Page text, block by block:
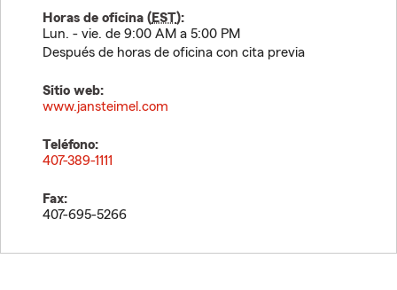
Horas de oficina (EST):
Lun. - vie. de 9:00 AM a 5:00 PM
Después de horas de oficina con cita previa
Sitio web:
www.jansteimel.com
Teléfono:
407-389-1111
Fax:
407-695-5266